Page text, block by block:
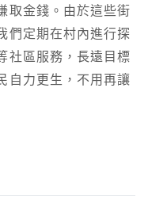
取金錢。由於這些街
們定期在村內進行探
社區服務，長遠目標
自力更生，不用再讓